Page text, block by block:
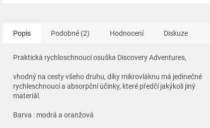
Popis Podobné (2) Hodnocení Diskuze
Praktická rychloschnoucí osuška Discovery Adventures,
vhodný na cesty všeho druhu, díky mikrovláknu má jedinečné
rychleschnoucí a absorpční účinky, které předčí jakýkoli jiný
materiál.
Barva : modrá a oranžová